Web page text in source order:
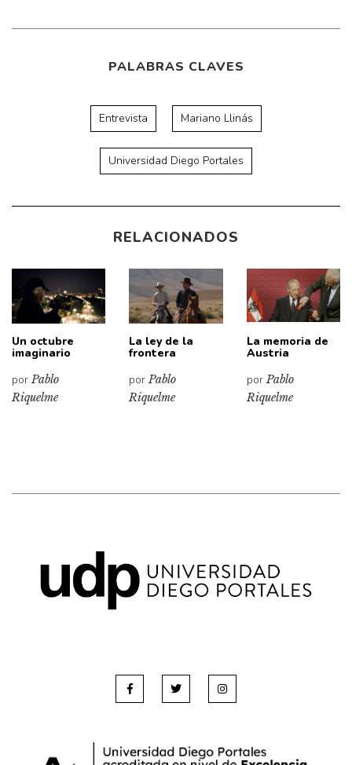
PALABRAS CLAVES
Entrevista Mariano Llinás
Universidad Diego Portales
RELACIONADOS
Un octubre
imaginario
porPablo
Riquelme
La ley de la
frontera
porPablo
Riquelme
La memoria de
Austria
porPablo
Riquelme